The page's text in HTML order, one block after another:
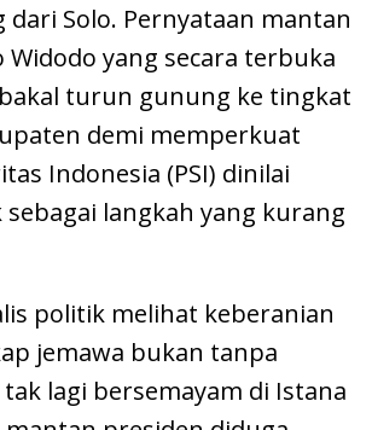
Solo. Pernyataan mantan
Widodo yang secara terbuka
turun gunung ke tingkat
demi memperkuat
Indonesia (PSI) dinilai
sebagai langkah yang kurang
politik melihat keberanian
jemawa bukan tanpa
lagi bersemayam di Istana